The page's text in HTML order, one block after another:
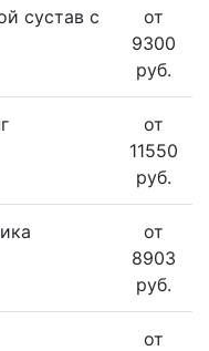
сустав с
от
9300
руб.
от
11550
руб.
от
8903
руб.
от